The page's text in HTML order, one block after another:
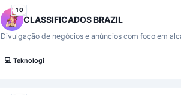
10
CLASSIFICADOS BRAZIL
Divulgação de negócios e anúncios com foco em
💻 Teknologi